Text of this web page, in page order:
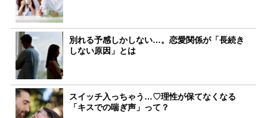
別れる予感しかしない…。恋愛関係が「長続き
しない原因」とは
スイッチ入っちゃう…♡理性が保てなくなる
「キスでの喘ぎ声」って？